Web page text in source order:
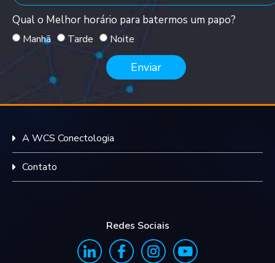
Qual o Melhor horário para batermos um papo?
Manhã Tarde Noite
Enviar
A WCS Conectologia
Contato
Redes Sociais